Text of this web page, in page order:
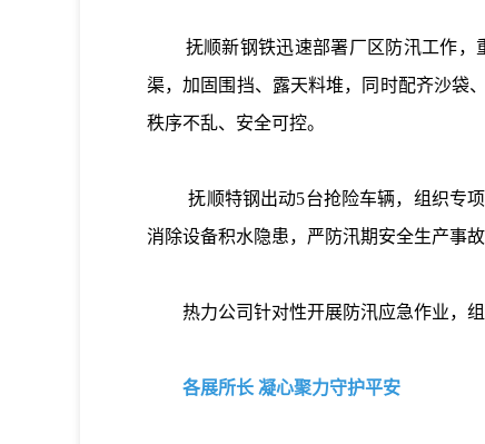
抚顺新钢铁迅速部署厂区防汛工作，重
渠，加固围挡、露天料堆，同时配齐沙袋
秩序不乱、安全可控。
抚顺特钢出动5台抢险车辆，组织专项
消除设备积水隐患，严防汛期安全生产事
热力公司针对性开展防汛应急作业，组
各展所长 凝心聚力守护平安